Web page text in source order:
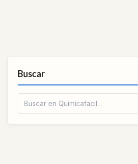
Buscar